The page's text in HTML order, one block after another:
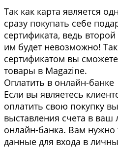
Так как карта является
сразу покупать себе
сертификата, ведь
им будет невозможно!
сертификатом вы
товары в Magazine.
Оплатить в онлайн-банке
Если вы являетесь
оплатить свою покупку
выставления счета в ваш
онлайн-банка. Вам нужно
данные для входа в